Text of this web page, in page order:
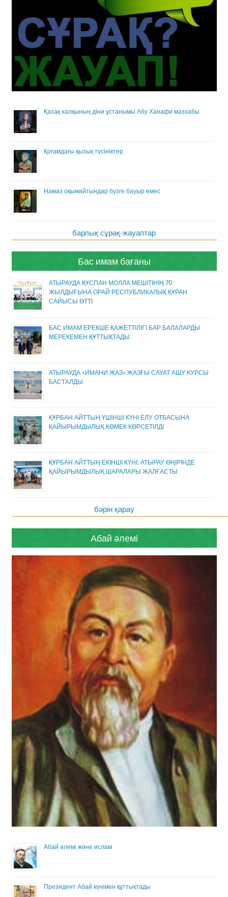
Қазақ халқының діни ұстанымы Абу Ханафи мазхабы
Қоғамдағы қызық түсініктер
Намаз оқымайтындар бузге бауыр емес
барлық сұрақ-жауаптар
Бас имам бағаны
АТЫРАУДА ҚҰСПАН МОЛЛА МЕШІТІНІҢ 70
ЖЫЛДЫҒЫНА ОРАЙ РЕСПУБЛИКАЛЫҚ ҚҰРАН
САЙЫСЫ ӨТТІ
БАС ИМАМ ЕРЕКШЕ ҚАЖЕТТІЛІГІ БАР БАЛАЛАРДЫ
МЕРЕКЕМЕН ҚҰТТЫҚТАДЫ
АТЫРАУДА «ИМАНИ ЖАЗ» ЖАЗҒЫ САУАТ АШУ КУРСЫ
БАСТАЛДЫ
ҚҰРБАН АЙТТЫҢ ҮШІНШІ КҮНІ ЕЛУ ОТБАСЫНА
ҚАЙЫРЫМДЫЛЫҚ КӨМЕК КӨРСЕТІЛДІ
ҚҰРБАН АЙТТЫҢ ЕКІНШІ КҮНІ: АТЫРАУ ӨҢІРІНДЕ
ҚАЙЫРЫМДЫЛЫҚ ШАРАЛАРЫ ЖАЛҒАСТЫ
бәрін қарау
Абай әлемі
Абай әлемі және ислам
Президент Абай күнімен құттықтады